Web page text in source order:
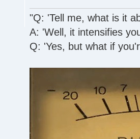
"Q: 'Tell me, what is it
A: 'Well, it intensifies
Q: 'Yes, but what if